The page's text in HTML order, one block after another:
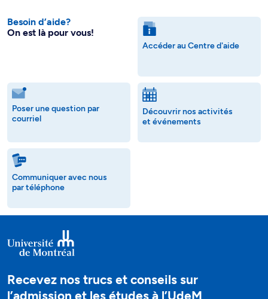
Besoin d’aide?
On est là pour vous!
Accéder au Centre d'aide
Poser une question par
courriel
Découvrir nos activités
et événements
Communiquer avec nous
par téléphone
Recevez nos trucs et conseils sur
l’admission et les études à l’UdeM